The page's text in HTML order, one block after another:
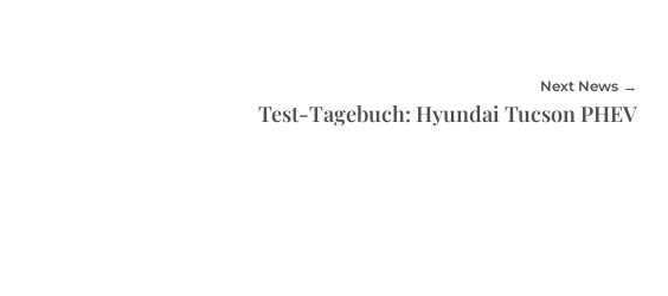
Next News
Test-Tagebuch: Hyundai Tucson PHEV